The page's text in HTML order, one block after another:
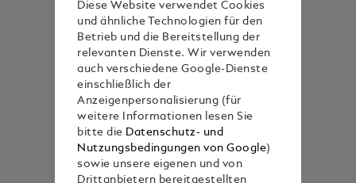
Diese Website verwendet Cookies
und ähnliche Technologien für den
Betrieb und die Bereitstellung der
relevanten Dienste. Wir verwenden
auch verschiedene Google-Dienste
einschließlich der
Anzeigenpersonalisierung (für
weitere Informationen lesen Sie
bitte die Datenschutz- und
Nutzungsbedingungen von Google)
sowie unsere eigenen und von
Drittanbietern bereitgestellten